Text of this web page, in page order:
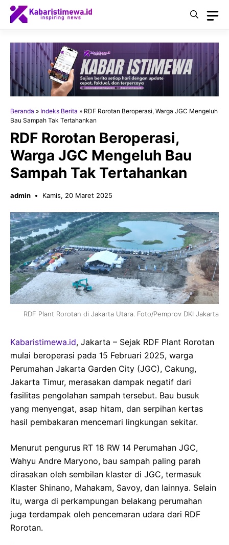
Langsung
Beranda » Indeks Berita » RDF Rorotan Beroperasi, Warga JGC Mengeluh
Bau Sampah Tak Tertahankan
RDF Rorotan Beroperasi,
Warga JGC Mengeluh Bau
Sampah Tak Tertahankan
admin Kamis, 20 Maret 2025
RDF Plant Rorotan di Jakarta Utara. Foto/Pemprov DKI Jakarta
Kabaristimewa.id, Jakarta – Sejak RDF Plant Rorotan
mulai beroperasi pada 15 Februari 2025, warga
Perumahan Jakarta Garden City (JGC), Cakung,
Jakarta Timur, merasakan dampak negatif dari
fasilitas pengolahan sampah tersebut. Bau busuk
yang menyengat, asap hitam, dan serpihan kertas
hasil pembakaran mencemari lingkungan sekitar.
Menurut pengurus RT 18 RW 14 Perumahan JGC,
Wahyu Andre Maryono, bau sampah paling parah
dirasakan oleh sembilan klaster di JGC, termasuk
Klaster Shinano, Mahakam, Savoy, dan lainnya. Selain
itu, warga di perkampungan belakang perumahan
juga terdampak oleh pencemaran udara dari RDF
Rorotan.